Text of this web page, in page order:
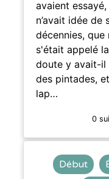
avaient
n’avait idée de
décennies, que
s'était appelé
doute y avait-il
des pintades,
lap…
0
Début